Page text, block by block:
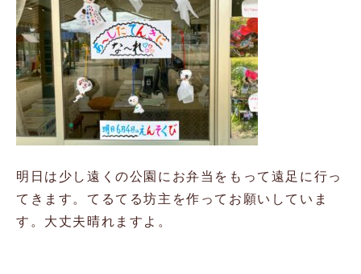
明日は少し遠くの公園にお弁当をもって遠足に行っ
てきます。てるてる坊主を作ってお願いしていま
す。大丈夫晴れますよ。